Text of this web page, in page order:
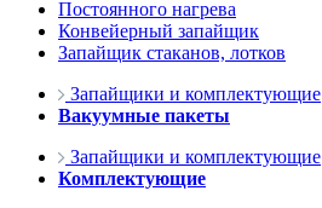
Постоянного нагрева
Конвейерный запайщик
Запайщик стаканов, лотков
Запайщики и комплектующие
Вакуумные пакеты
Запайщики и комплектующие
Комплектующие